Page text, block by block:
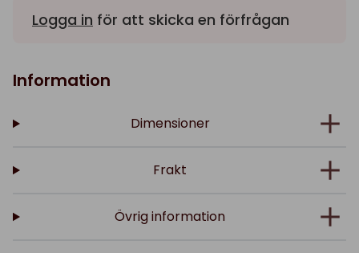
Logga in för att skicka en förfrågan
Information
Dimensioner
Frakt
Övrig information